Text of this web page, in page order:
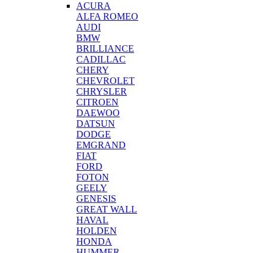
ACURA
ALFA ROMEO
AUDI
BMW
BRILLIANCE
CADILLAC
CHERY
CHEVROLET
CHRYSLER
CITROEN
DAEWOO
DATSUN
DODGE
EMGRAND
FIAT
FORD
FOTON
GEELY
GENESIS
GREAT WALL
HAVAL
HOLDEN
HONDA